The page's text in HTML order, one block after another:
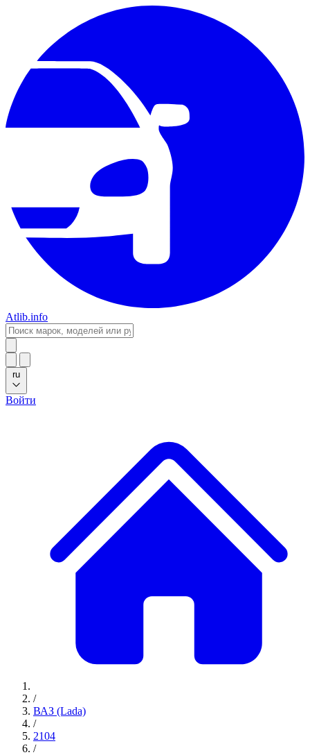
Atlib.info
ru
Войти
/
ВАЗ (Lada)
/
2104
/